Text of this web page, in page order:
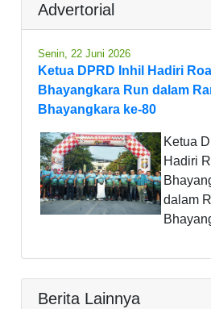
Advertorial
Senin, 22 Juni 2026
Ketua DPRD Inhil Hadiri
Bhayangkara Run dalam
Bhayangkara ke-80
Ketua
Hadiri
dalam
Berita Lainnya